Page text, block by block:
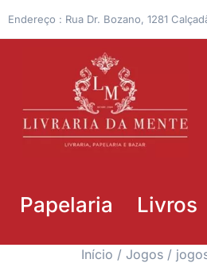
Endereço : Rua Dr. Bozano, 1281
Papelaria Livros
Início / Jogos /